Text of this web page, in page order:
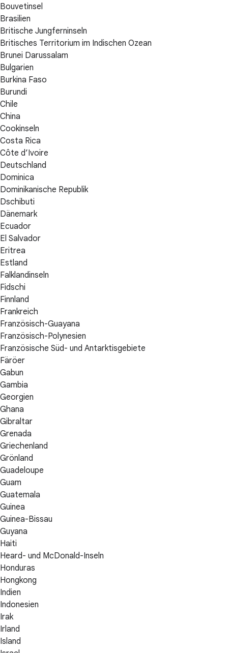
Bouvetinsel
Brasilien
Britische Jungferninseln
Britisches Territorium im Indischen Ozean
Brunei Darussalam
Bulgarien
Burkina Faso
Burundi
Chile
China
Cookinseln
Costa Rica
Côte d’Ivoire
Deutschland
Dominica
Dominikanische Republik
Dschibuti
Dänemark
Ecuador
El Salvador
Eritrea
Estland
Falklandinseln
Fidschi
Finnland
Frankreich
Französisch-Guayana
Französisch-Polynesien
Französische Süd- und Antarktisgebiete
Färöer
Gabun
Gambia
Georgien
Ghana
Gibraltar
Grenada
Griechenland
Grönland
Guadeloupe
Guam
Guatemala
Guinea
Guinea-Bissau
Guyana
Haiti
Heard- und McDonald-Inseln
Honduras
Hongkong
Indien
Indonesien
Irak
Irland
Island